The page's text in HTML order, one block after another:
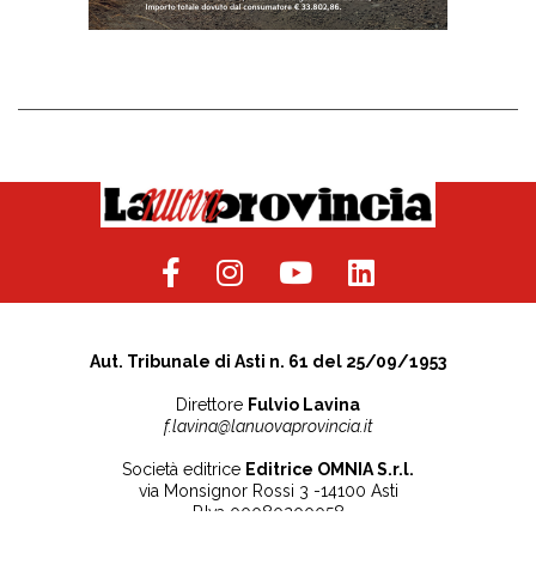
Aut. Tribunale di Asti n. 61 del 25/09/1953
Direttore Fulvio Lavina
f.lavina@lanuovaprovincia.it
Società editrice Editrice OMNIA S.r.l.
via Monsignor Rossi 3 -14100 Asti
P.Iva 00080200058